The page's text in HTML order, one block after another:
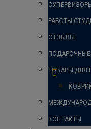
РАБОТЫ
ОТЗЫВЫ
ТОВАРЫ ДЛЯ
КОНТАКТЫ